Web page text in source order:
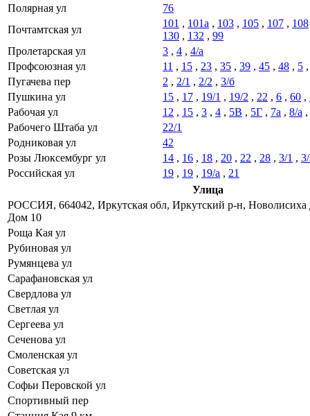
Полярная ул
76
Почтамтская ул
101 , 101а , 103 , 105 , 107 , 108
130 , 132 , 99
Пролетарская ул
3 , 4 , 4/а
Профсоюзная ул
11 , 15 , 23 , 35 , 39 , 45 , 48 , 5
Пугачева пер
2 , 2/1 , 2/2 , 3/б
Пушкина ул
15 , 17 , 19/1 , 19/2 , 22 , 6 , 60 ,
Рабочая ул
12 , 15 , 3 , 4 , 5В , 5Г , 7а , 8/а ,
Рабочего Штаба ул
22/1
Родниковая ул
42
Розы Люксембург ул
14 , 16 , 18 , 20 , 22 , 28 , 3/1 ,
Российская ул
19 , 19 , 19/а , 21
Улица
РОССИЯ, 664042, Иркутская обл, Иркутский р-н, Новолисиха
Дом 10
Роща Кая ул
Рубиновая ул
Румянцева ул
Сарафановская ул
Свердлова ул
Светлая ул
Сергеева ул
Сеченова ул
Смоленская ул
Советская ул
Софьи Перовской ул
Спортивный пер